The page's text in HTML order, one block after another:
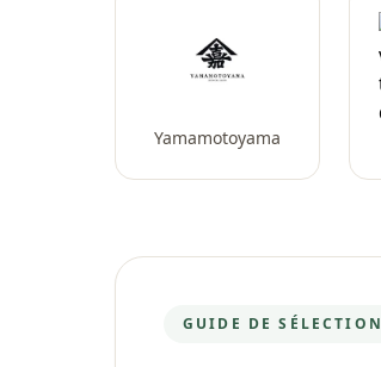
Yamamotoyama
GUIDE DE SÉLECTION